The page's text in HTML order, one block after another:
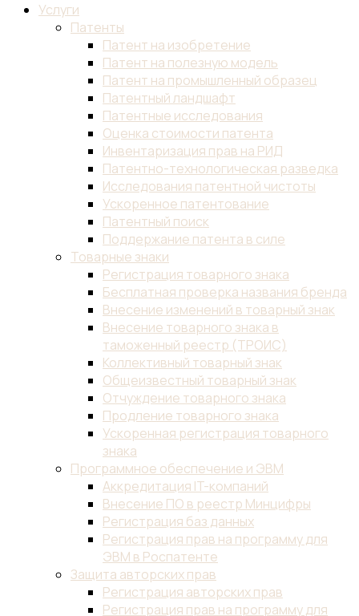
Услуги
Патенты
Патент на изобретение
Патент на полезную модель
Патент на промышленный образец
Патентный ландшафт
Патентные исследования
Оценка стоимости патента
Инвентаризация прав на РИД
Патентно-технологическая разведка
Исследования патентной чистоты
Ускоренное патентование
Патентный поиск
Поддержание патента в силе
Товарные знаки
Регистрация товарного знака
Бесплатная проверка названия бренда
Внесение изменений в товарный знак
Внесение товарного знака в
таможенный реестр (ТРОИС)
Коллективный товарный знак
Общеизвестный товарный знак
Отчуждение товарного знака
Продление товарного знака
Ускоренная регистрация товарного
знака
Программное обеспечение и ЭВМ
Аккредитация IT-компаний
Внесение ПО в реестр Минцифры
Регистрация баз данных
Регистрация прав на программу для
ЭВМ в Роспатенте
Защита авторских прав
Регистрация авторских прав
Регистрация прав на программу для